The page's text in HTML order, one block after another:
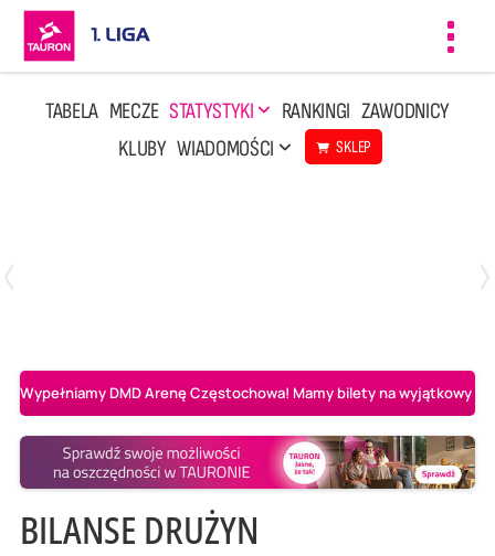
TABELA MECZE STATYSTYKI RANKINGI ZAWODNICY
KLUBY WIADOMOŚCI SKLEP
Wypełniamy DMD Arenę Częstochowa! Mamy bilety na wyjątkowy
BILANSE DRUŻYN